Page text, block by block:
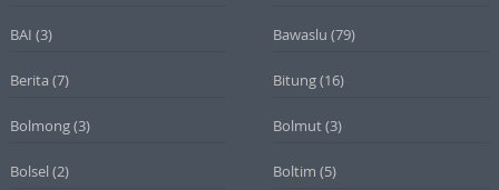
BAI (3) Bawaslu (79)
Berita (7) Bitung(16)
Bolmong(3) Bolmut(3)
Bolsel (2) Boltim (5)